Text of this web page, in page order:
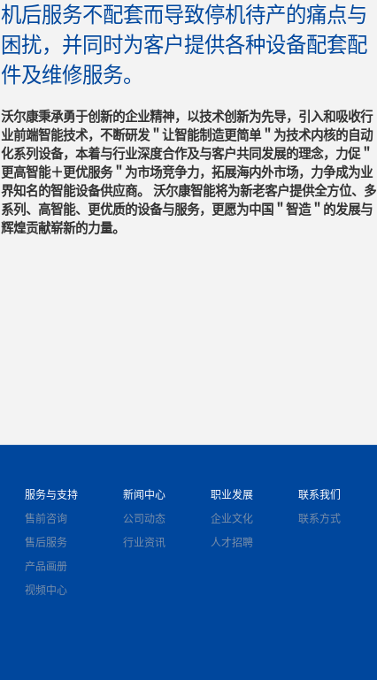
机后服务不配套而导致停机待产的痛点与
困扰，并同时为客户提供各种设备配套配
件及维修服务。
沃尔康秉承勇于创新的企业精神，以技术创新为先导，引入和吸收行
业前端智能技术，不断研发＂让智能制造更简单＂为技术内核的自动
化系列设备，本着与行业深度合作及与客户共同发展的理念，力促＂
更高智能＋更优服务＂为市场竞争力，拓展海内外市场，力争成为业
界知名的智能设备供应商。 沃尔康智能将为新老客户提供全方位、多
系列、高智能、更优质的设备与服务，更愿为中国＂智造＂的发展与
辉煌贡献崭新的力量。